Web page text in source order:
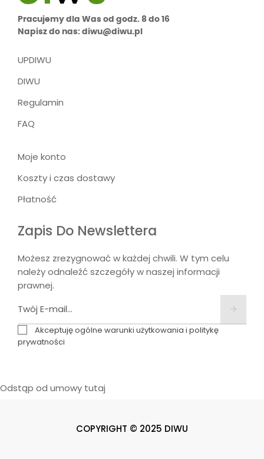
Pracujemy dla Was od godz. 8 do 16
Napisz do nas: diwu@diwu.pl
UPDIWU
DIWU
Regulamin
FAQ
Moje konto
Koszty i czas dostawy
Płatność
Zapis Do Newslettera
Możesz zrezygnować w każdej chwili. W tym celu
należy odnaleźć szczegóły w naszej informacji
prawnej.
Akceptuję ogólne warunki użytkowania i politykę
prywatności
Odstąp od umowy tutaj
COPYRIGHT © 2025 DIWU